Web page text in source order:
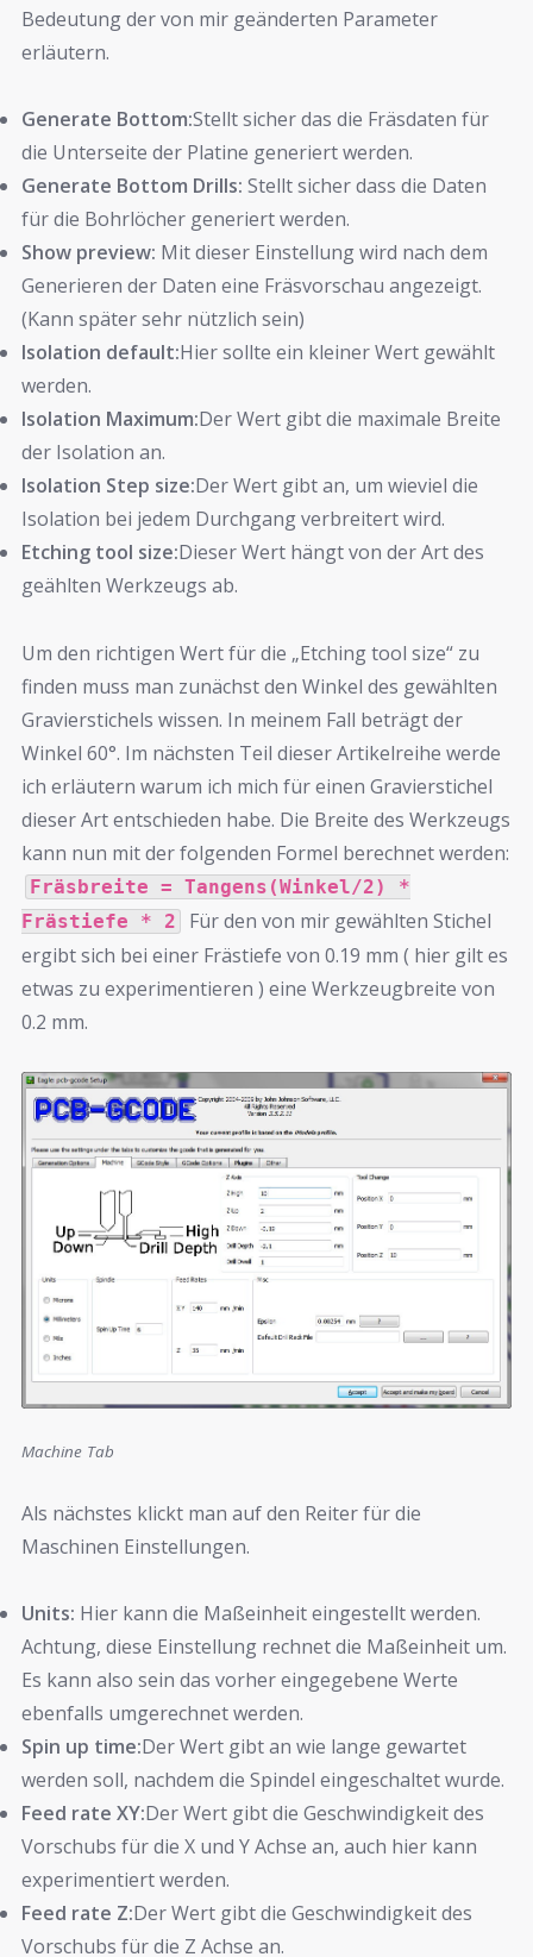
Bedeutung der von mir geänderten Parameter
erläutern.
Generate Bottom:Stellt sicher das die Fräsdaten für
die Unterseite der Platine generiert werden.
Generate Bottom Drills: Stellt sicher dass die Daten
für die Bohrlöcher generiert werden.
Show preview: Mit dieser Einstellung wird nach dem
Generieren der Daten eine Fräsvorschau angezeigt.
(Kann später sehr nützlich sein)
Isolation default:Hier sollte ein kleiner Wert gewählt
werden.
Isolation Maximum:Der Wert gibt die maximale Breite
der Isolation an.
Isolation Step size:Der Wert gibt an, um wieviel die
Isolation bei jedem Durchgang verbreitert wird.
Etching tool size:Dieser Wert hängt von der Art des
geählten Werkzeugs ab.
Um den richtigen Wert für die „Etching tool size“ zu
finden muss man zunächst den Winkel des gewählten
Gravierstichels wissen. In meinem Fall beträgt der
Winkel 60°. Im nächsten Teil dieser Artikelreihe werde
ich erläutern warum ich mich für einen Gravierstichel
dieser Art entschieden habe. Die Breite des Werkzeugs
kann nun mit der folgenden Formel berechnet werden:
Fräsbreite = Tangens(Winkel/2) *
Frästiefe * 2
Für den von mir gewählten Stichel
ergibt sich bei einer Frästiefe von 0.19 mm ( hier gilt es
etwas zu experimentieren ) eine Werkzeugbreite von
0.2 mm.
Machine Tab
Als nächstes klickt man auf den Reiter für die
Maschinen Einstellungen.
Units: Hier kann die Maßeinheit eingestellt werden.
Achtung, diese Einstellung rechnet die Maßeinheit um.
Es kann also sein das vorher eingegebene Werte
ebenfalls umgerechnet werden.
Spin up time:Der Wert gibt an wie lange gewartet
werden soll, nachdem die Spindel eingeschaltet wurde.
Feed rate XY:Der Wert gibt die Geschwindigkeit des
Vorschubs für die X und Y Achse an, auch hier kann
experimentiert werden.
Feed rate Z:Der Wert gibt die Geschwindigkeit des
Vorschubs für die Z Achse an.